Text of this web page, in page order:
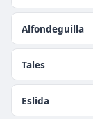
Alfondeguilla
Tales
Eslida